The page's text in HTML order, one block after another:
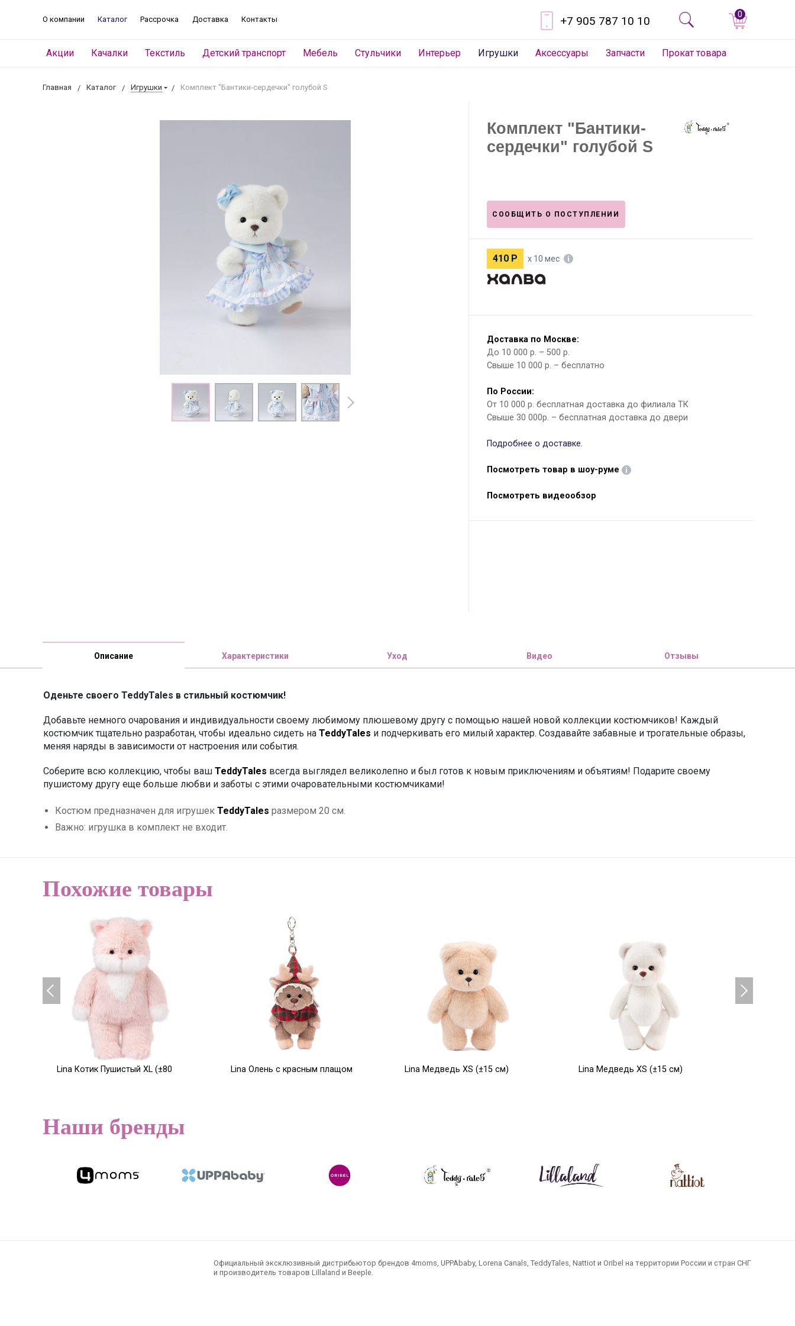
О компании Каталог Рассрочка Доставка Контакты +7 905 787 10 10 0
Акции Качалки Текстиль Детский транспорт Мебель Стульчики Интерьер Игрушки Аксессуары Запчасти Прокат товара
Главная Каталог Игрушки Комплект "Бантики-сердечки" голубой S
Комплект "Бантики-
сердечки" голубой S
СООБЩИТЬ О ПОСТУПЛЕНИИ
410 Р х 10 мес
Доставка по Москве:
До 10 000 р. – 500 р.
Свыше 10 000 р. – бесплатно
По России:
От 10 000 р. бесплатная доставка до филиала ТК
Свыше 30 000р. – бесплатная доставка до двери
Подробнее о доставке.
Посмотреть товар в шоу-руме
Посмотреть видеообзор
Описание Характеристики Уход Видео Отзывы
Оденьте своего TeddyTales в стильный костюмчик!
Добавьте немного очарования и индивидуальности своему любимому плюшевому другу с помощью нашей новой коллекции костюмчиков! Каждый
костюмчик тщательно разработан, чтобы идеально сидеть на TeddyTales и подчеркивать его милый характер. Создавайте забавные и трогательные образы,
меняя наряды в зависимости от настроения или события.
Соберите всю коллекцию, чтобы ваш TeddyTales всегда выглядел великолепно и был готов к новым приключениям и объятиям! Подарите своему
пушистому другу еще больше любви и заботы с этими очаровательными костюмчиками!
Костюм предназначен для игрушек TeddyTales размером 20 см.
Важно: игрушка в комплект не входит.
Похожие товары
Lina Котик Пушистый XL (±80
Lina Олень с красным плащом
Lina Медведь XS (±15 см)
Lina Медведь XS (±15 см)
Наши бренды
Официальный эксклюзивный дистрибьютор брендов 4moms, UPPAbaby, Lorena Canals, TeddyTales, Nattiot и Oribel на территории России и стран СНГ
и производитель товаров Lillaland и Beeple.